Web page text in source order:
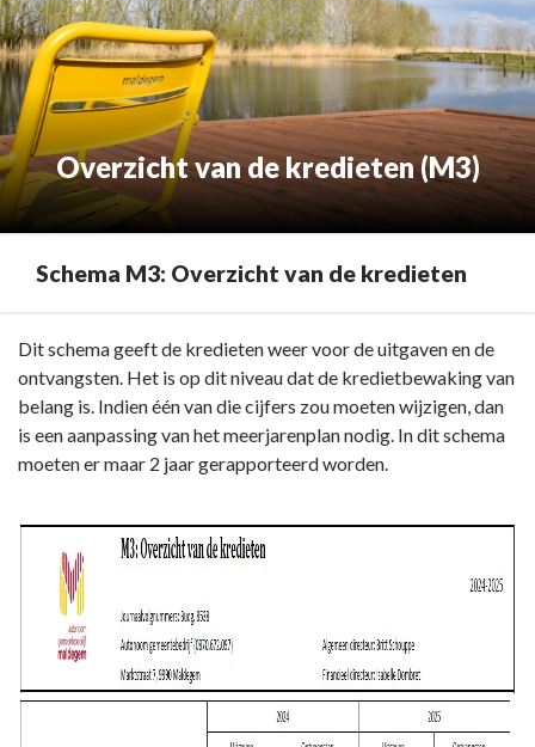
Overzicht van de kredieten (M3)
Schema M3: Overzicht van de kredieten
Terug
naar
navigatie
Overzicht
kredieten
Schema
Overzicht
Dit schema geeft de kredieten weer voor de uitgaven en de
ontvangsten. Het is op dit niveau dat de kredietbewaking van
belang is. Indien één van die cijfers zou moeten wijzigen, dan
is een aanpassing van het meerjarenplan nodig. In dit schema
moeten er maar 2 jaar gerapporteerd worden.